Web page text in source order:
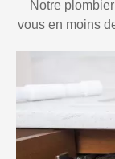
Notre
vous en moins